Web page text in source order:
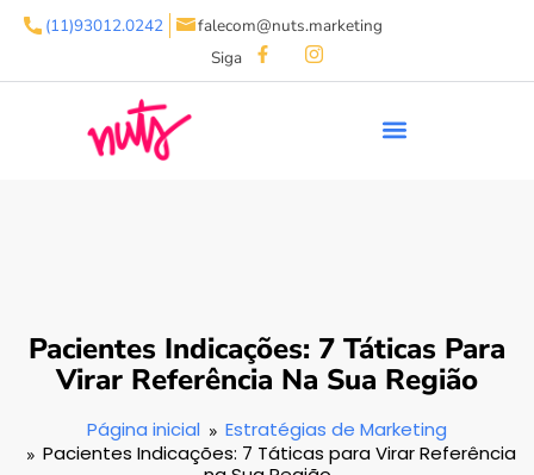
(11)93012.0242
falecom@nuts.marketing
Siga
Pacientes Indicações: 7 Táticas Para
Virar Referência Na Sua Região
Página inicial
Estratégias de Marketing
Pacientes Indicações: 7 Táticas para Virar Referência